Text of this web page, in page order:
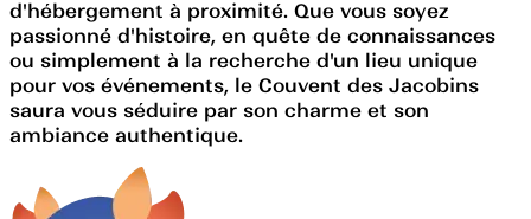
d'hébergement à proximité. Que vous soyez
passionné d'histoire, en quête de connaissances
ou simplement à la recherche d'un lieu unique
pour vos événements, le Couvent des Jacobins
saura vous séduire par son charme et son
ambiance authentique.